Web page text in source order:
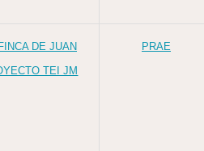
DE JUAN
TEI JM
PRAE